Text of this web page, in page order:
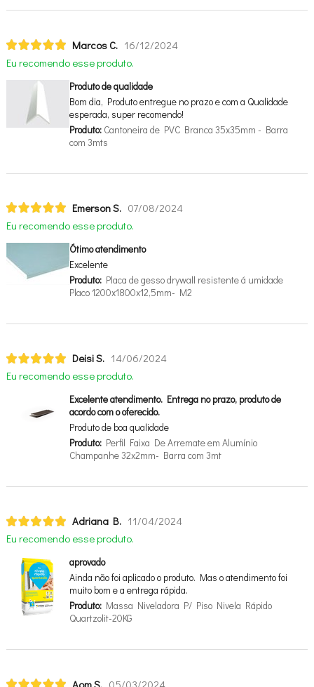
Marcos C. 16/12/2024
Eu recomendo esse produto.
Produto de qualidade
Bom dia, Produto entregue no prazo e com a Qualidade
esperada, super recomendo!
Produto:Cantoneira de PVC Branca 35x35mm - Barra
com 3mts
Emerson S. 07/08/2024
Eu recomendo esse produto.
Ótimo atendimento
Excelente
Produto:Placa de gesso drywall resistente á umidade
Placo 1200x1800x12,5mm- M2
Deisi S. 14/06/2024
Eu recomendo esse produto.
Excelente atendimento. Entrega no prazo, produto de
acordo com o oferecido.
Produto de boa qualidade
Produto:Perfil Faixa De Arremate em Alumínio
Champanhe 32x2mm- Barra com 3mt
Adriana B. 11/04/2024
Eu recomendo esse produto.
aprovado
Ainda não foi aplicado o produto. Mas o atendimento foi
muito bom e a entrega rápida.
Produto:Massa Niveladora P/ Piso Nivela Rápido
Quartzolit-20KG
Aom S. 05/03/2024